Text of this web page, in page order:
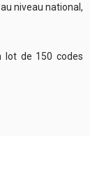
niveau national,
lot de 150 codes